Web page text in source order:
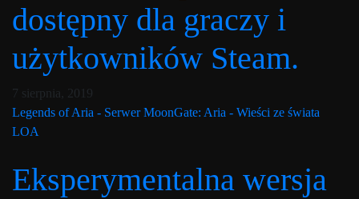
dostępny dla graczy i
użytkowników Steam.
Post has published by
7 sierpnia, 2019
Legends of Aria - Serwer MoonGate: Aria - Wieści ze świata
LOA
Eksperymentalna wersja